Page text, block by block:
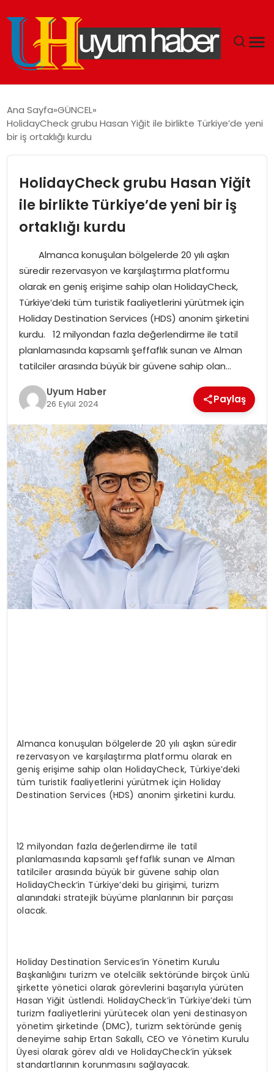
EKONOMI
SPOR
TEKNOLOJI
SAĞLIK
MAGAZIN
YAŞAM
Ana Sayfa GÜNCEL
HolidayCheck grubu Hasan Yiğit ile birlikte Türkiye’de yeni
bir iş ortaklığı kurdu
HolidayCheck grubu Hasan Yiğit
ile birlikte Türkiye’de yeni bir iş
ortaklığı kurdu
Almanca konuşulan bölgelerde 20 yılı aşkın
süredir rezervasyon ve karşılaştırma platformu
olarak en geniş erişime sahip olan HolidayCheck,
Türkiye’deki tüm turistik faaliyetlerini yürütmek için
Holiday Destination Services (HDS) anonim şirketini
kurdu. 12 milyondan fazla değerlendirme ile tatil
planlamasında kapsamlı şeffaflık sunan ve Alman
tatilciler arasında büyük bir güvene sahip olan…
Uyum Haber
26 Eylül 2024 Paylaş
Almanca konuşulan bölgelerde 20 yılı aşkın süredir
rezervasyon ve karşılaştırma platformu olarak en
geniş erişime sahip olan HolidayCheck, Türkiye’deki
tüm turistik faaliyetlerini yürütmek için Holiday
Destination Services (HDS) anonim şirketini kurdu.
12 milyondan fazla değerlendirme ile tatil
planlamasında kapsamlı şeffaflık sunan ve Alman
tatilciler arasında büyük bir güvene sahip olan
HolidayCheck‘in Türkiye’deki bu girişimi, turizm
alanındaki stratejik büyüme planlarının bir parçası
olacak.
Holiday Destination Services’in Yönetim Kurulu
Başkanlığını turizm ve otelcilik sektöründe birçok ünlü
şirkette yönetici olarak görevlerini başarıyla yürüten
Hasan Yiğit üstlendi. HolidayCheck’in Türkiye’deki tüm
turizm faaliyetlerini yürütecek olan yeni destinasyon
yönetim şirketinde (DMC), turizm sektöründe geniş
deneyime sahip Ertan Sakallı, CEO ve Yönetim Kurulu
Üyesi olarak görev aldı ve HolidayCheck’in yüksek
standartlarının korunmasını sağlayacak.